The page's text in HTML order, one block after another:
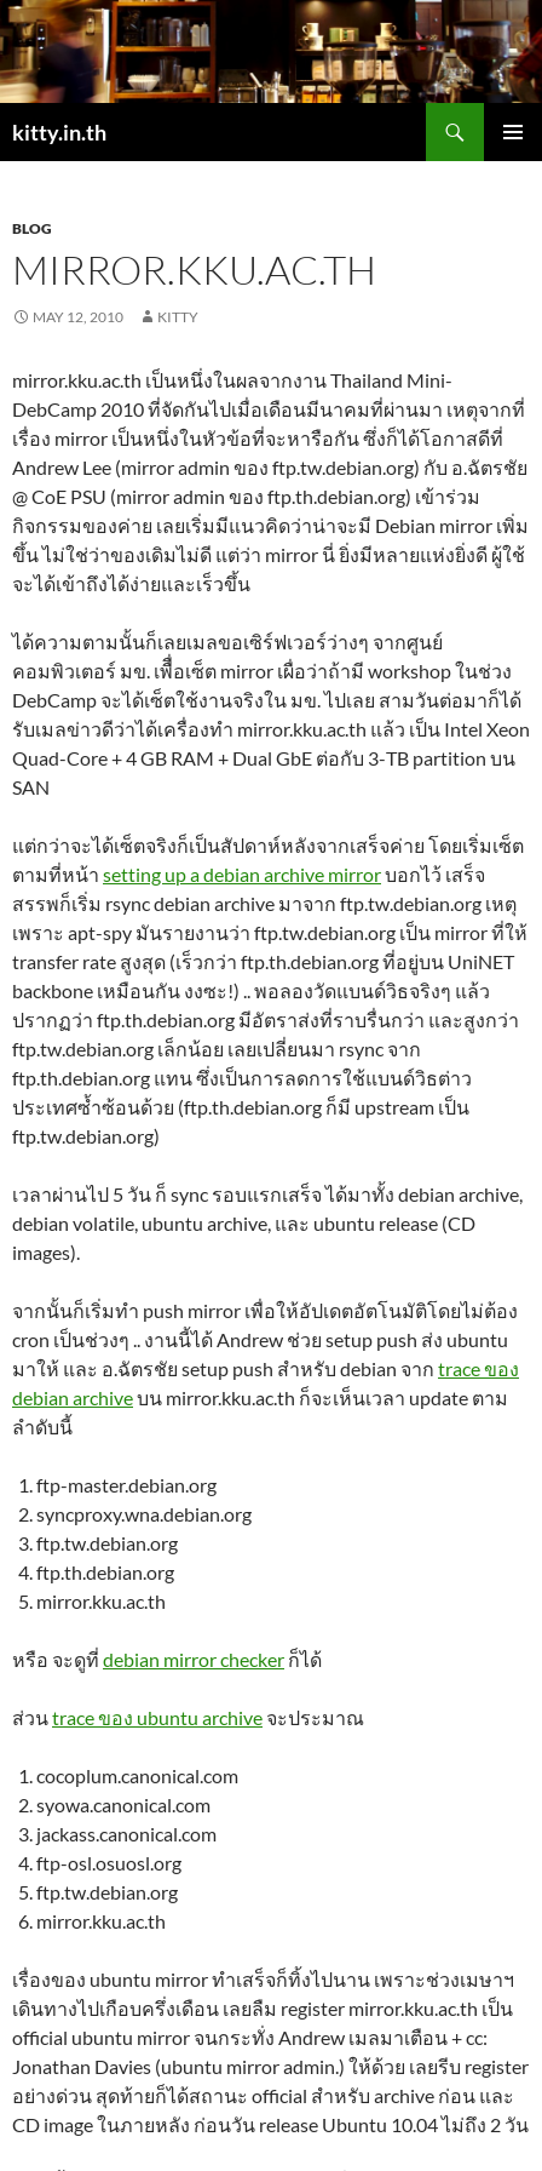
Skip
to
content
kitty.in.th
BLOG
MIRROR.KKU.AC.TH
MAY 12, 2010 KITTY
mirror.kku.ac.th เป็นหนึ่งในผลจากงาน Thailand Mini-
DebCamp 2010 ที่จัดกันไปเมื่อเดือนมีนาคมที่ผ่านมา เหตุจากที่
เรื่อง mirror เป็นหนึ่งในหัวข้อที่จะหารือกัน ซึ่งก็ได้โอกาสดีที่
Andrew Lee (mirror admin ของ ftp.tw.debian.org) กับ อ.ฉัตรชัย
@ CoE PSU (mirror admin ของ ftp.th.debian.org) เข้าร่วม
กิจกรรมของค่าย เลยเริ่มมีแนวคิดว่าน่าจะมี Debian mirror เพิ่ม
ขึ้น ไม่ใช่ว่าของเดิมไม่ดี แต่ว่า mirror นี่ ยิ่งมีหลายแห่งยิ่งดี ผู้ใช้
จะได้เข้าถึงได้ง่ายและเร็วขึ้น
ได้ความตามนั้นก็เลยเมลขอเซิร์ฟเวอร์ว่างๆ จากศูนย์
คอมพิวเตอร์ มข. เพืื่อเซ็ต mirror เผื่อว่าถ้ามี workshop ในช่วง
DebCamp จะได้เซ็ตใช้งานจริงใน มข. ไปเลย สามวันต่อมาก็ได้
รับเมลข่าวดีว่าได้เครื่องทำ mirror.kku.ac.th แล้ว เป็น Intel Xeon
Quad-Core + 4 GB RAM + Dual GbE ต่อกับ 3-TB partition บน
SAN
แต่กว่าจะได้เซ็ตจริงก็เป็นสัปดาห์หลังจากเสร็จค่าย โดยเริ่มเซ็ต
ตามที่หน้า setting up a debian archive mirrorบอกไว้ เสร็จ
สรรพก็เริ่ม rsync debian archive มาจาก ftp.tw.debian.org เหตุ
เพราะ apt-spy มันรายงานว่า ftp.tw.debian.org เป็น mirror ที่ให้
transfer rate สูงสุด (เร็วกว่า ftp.th.debian.org ที่อยู่บน UniNET
backbone เหมือนกัน งงซะ!) .. พอลองวัดแบนด์วิธจริงๆ แล้ว
ปรากฏว่า ftp.th.debian.org มีอัตราส่งที่ราบรื่นกว่า และสูงกว่า
ftp.tw.debian.org เล็กน้อย เลยเปลี่ยนมา rsync จาก
ftp.th.debian.org แทน ซึ่งเป็นการลดการใช้แบนด์วิธต่าว
ประเทศซ้ำซ้อนด้วย (ftp.th.debian.org ก็มี upstream เป็น
ftp.tw.debian.org)
เวลาผ่านไป 5 วัน ก็ sync รอบแรกเสร็จ ได้มาทั้ง debian archive,
debian volatile, ubuntu archive, และ ubuntu release (CD
images).
จากนั้นก็เริ่มทำ push mirror เพื่อให้อัปเดตอัตโนมัติโดยไม่ต้อง
cron เป็นช่วงๆ .. งานนี้ได้ Andrew ช่วย setup push ส่ง ubuntu
มาให้ และ อ.ฉัตรชัย setup push สำหรับ debian จาก trace ของ
debian archiveบน mirror.kku.ac.th ก็จะเห็นเวลา update ตาม
ลำดับนี้
ftp-master.debian.org
syncproxy.wna.debian.org
ftp.tw.debian.org
ftp.th.debian.org
mirror.kku.ac.th
หรือ จะดูที่ debian mirror checker ก็ได้
ส่วนtrace ของ ubuntu archive จะประมาณ
cocoplum.canonical.com
syowa.canonical.com
jackass.canonical.com
ftp-osl.osuosl.org
ftp.tw.debian.org
mirror.kku.ac.th
เรื่องของ ubuntu mirror ทำเสร็จก็ทิ้งไปนาน เพราะช่วงเมษาฯ
เดินทางไปเกือบครึ่งเดือน เลยลืม register mirror.kku.ac.th เป็น
official ubuntu mirror จนกระทั่ง Andrew เมลมาเตือน + cc:
Jonathan Davies (ubuntu mirror admin.) ให้ด้วย เลยรีบ register
อย่างด่วน สุดท้ายก็ได้สถานะ official สำหรับ archive ก่อน และ
CD image ในภายหลัง ก่อนวัน release Ubuntu 10.04 ไม่ถึง 2 วัน